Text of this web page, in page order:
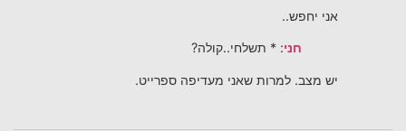
אני יחפש..
חני: * תשלחי..קולה?
יש מצב. למרות שאני מעדיפה ספרייט.